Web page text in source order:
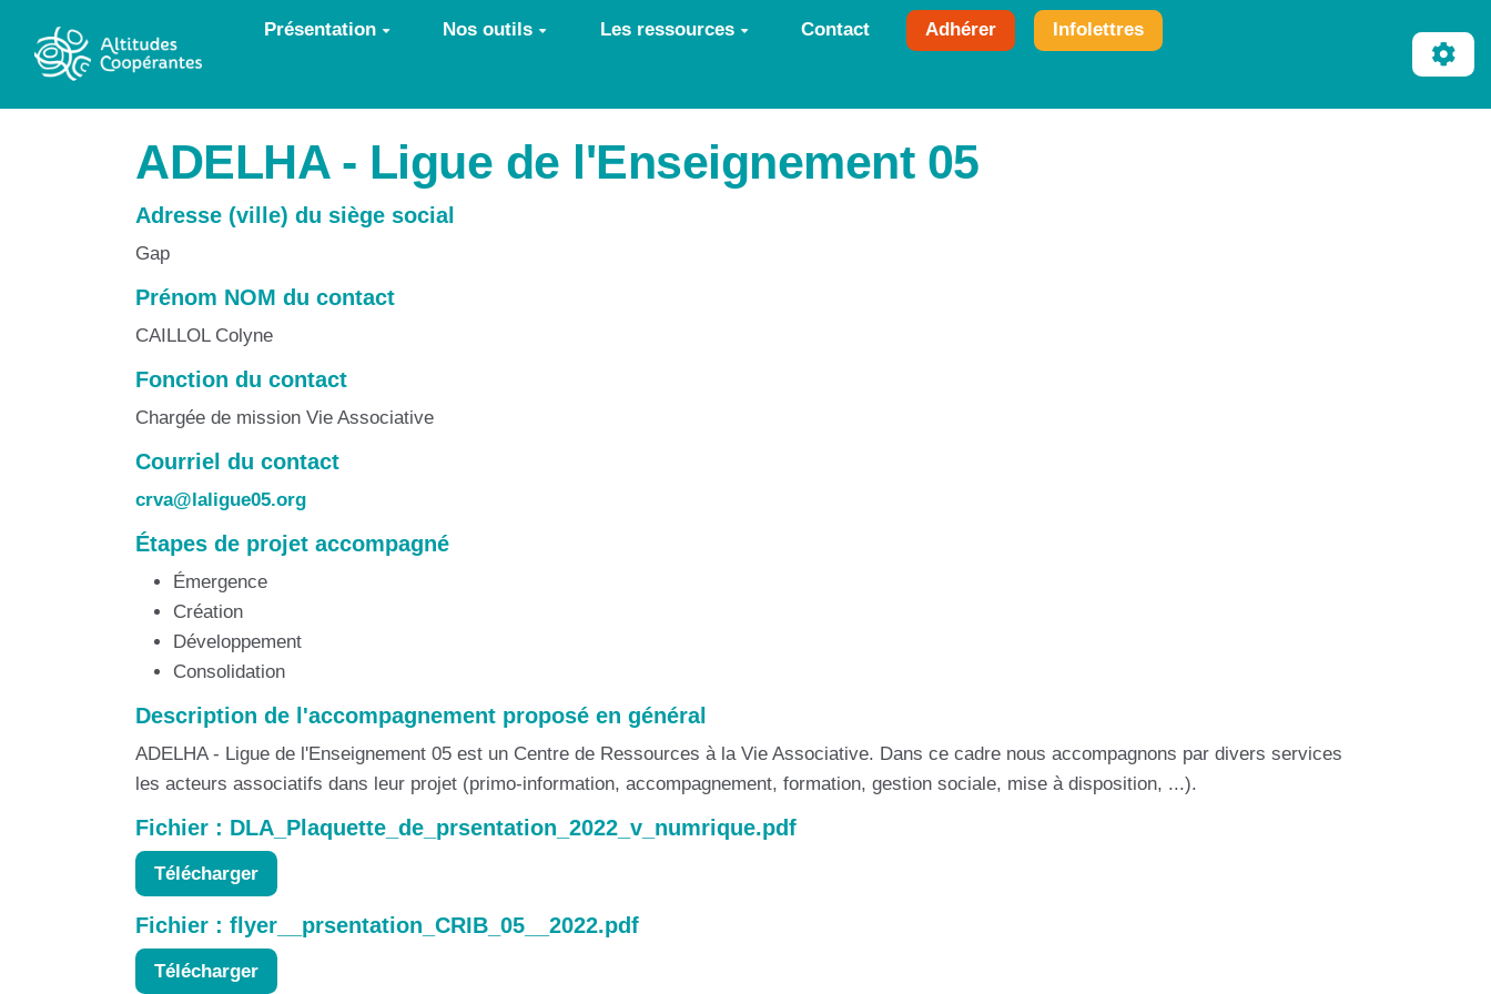
Aller au contenu principal Présentation Nos outils Les ressources Contact Adhérer Infolettres
ADELHA - Ligue de l'Enseignement 05
Adresse (ville) du siège social
Gap
Prénom NOM du contact
CAILLOL Colyne
Fonction du contact
Chargée de mission Vie Associative
Courriel du contact
crva@laligue05.org
Étapes de projet accompagné
Émergence
Création
Développement
Consolidation
Description de l'accompagnement proposé en général
ADELHA - Ligue de l'Enseignement 05 est un Centre de Ressources à la Vie Associative. Dans ce cadre nous accompagnons par divers services
les acteurs associatifs dans leur projet (primo-information, accompagnement, formation, gestion sociale, mise à disposition, ...).
Fichier : DLA_Plaquette_de_prsentation_2022_v_numrique.pdf
Télécharger
Fichier : flyer__prsentation_CRIB_05__2022.pdf
Télécharger